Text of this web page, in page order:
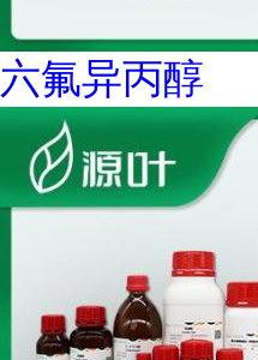
六氟异丙醇